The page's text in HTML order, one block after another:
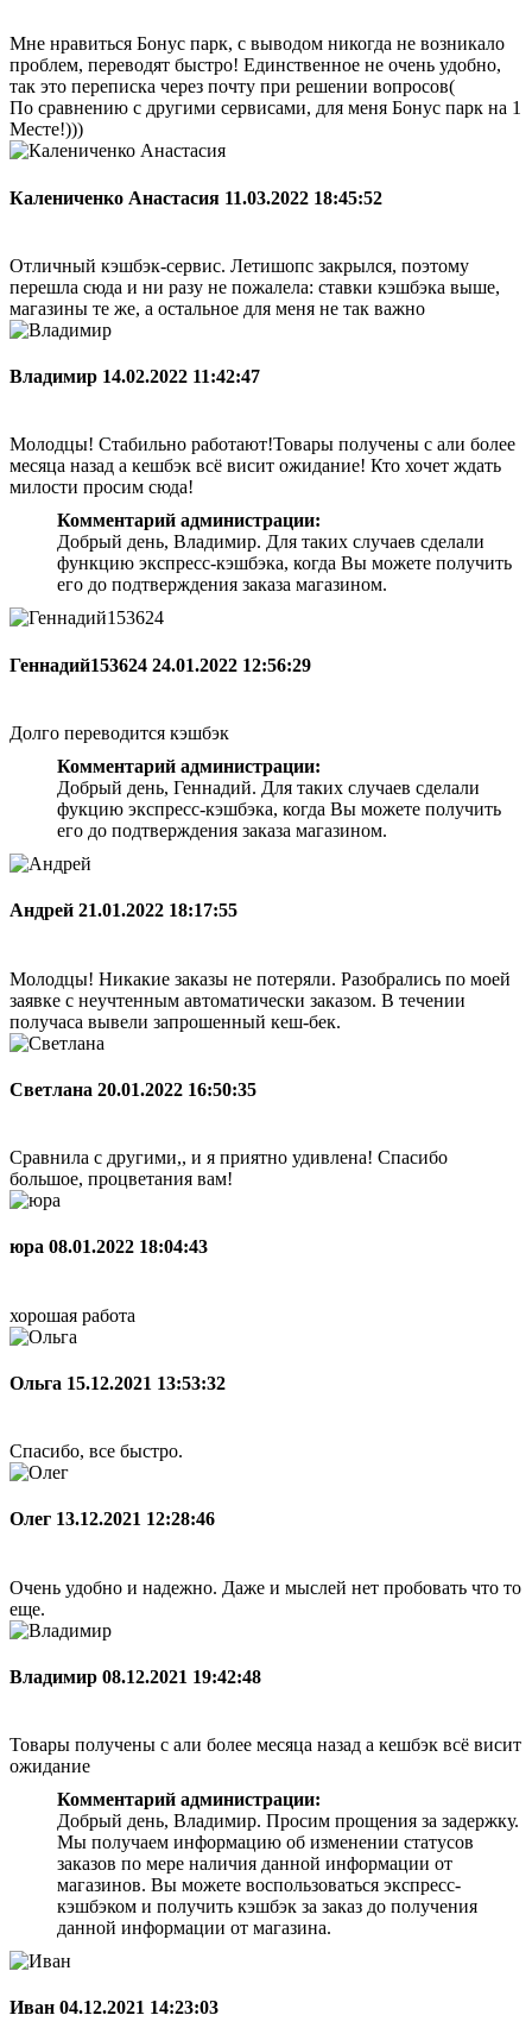
Мне нравиться Бонус парк, с выводом никогда не возникало
проблем, переводят быстро! Единственное не очень удобно,
так это переписка через почту при решении вопросов(
По сравнению с другими сервисами, для меня Бонус парк на 1
Месте!)))
Калениченко Анастасия 11.03.2022 18:45:52
Отличный кэшбэк-сервис. Летишопс закрылся, поэтому
перешла сюда и ни разу не пожалела: ставки кэшбэка выше,
магазины те же, а остальное для меня не так важно
Владимир 14.02.2022 11:42:47
Молодцы! Стабильно работают!Товары получены с али более
месяца назад а кешбэк всё висит ожидание! Кто хочет ждать
милости просим сюда!
Комментарий администрации:
Добрый день, Владимир. Для таких случаев сделали
функцию экспресс-кэшбэка, когда Вы можете получить
его до подтверждения заказа магазином.
Геннадий153624 24.01.2022 12:56:29
Долго переводится кэшбэк
Комментарий администрации:
Добрый день, Геннадий. Для таких случаев сделали
фукцию экспресс-кэшбэка, когда Вы можете получить
его до подтверждения заказа магазином.
Андрей 21.01.2022 18:17:55
Молодцы! Никакие заказы не потеряли. Разобрались по моей
заявке с неучтенным автоматически заказом. В течении
получаса вывели запрошенный кеш-бек.
Светлана 20.01.2022 16:50:35
Сравнила с другими,, и я приятно удивлена! Спасибо
большое, процветания вам!
юра 08.01.2022 18:04:43
хорошая работа
Ольга 15.12.2021 13:53:32
Спасибо, все быстро.
Олег 13.12.2021 12:28:46
Очень удобно и надежно. Даже и мыслей нет пробовать что то
еще.
Владимир 08.12.2021 19:42:48
Товары получены с али более месяца назад а кешбэк всё висит
ожидание
Комментарий администрации:
Добрый день, Владимир. Просим прощения за задержку.
Мы получаем информацию об изменении статусов
заказов по мере наличия данной информации от
магазинов. Вы можете воспользоваться экспресс-
кэшбэком и получить кэшбэк за заказ до получения
данной информации от магазина.
Иван 04.12.2021 14:23:03